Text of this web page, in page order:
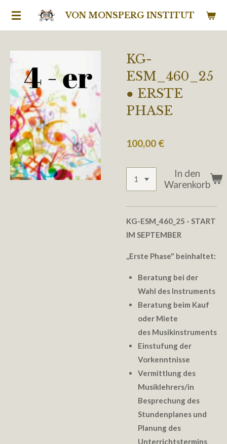
Zum
VON MONSPERG INSTITUT
KG-
ESM_460_25
● ERSTE
PHASE
100,00 €
In den
Warenkorb
KG-ESM_460_25 - START
IM SEPTEMBER
,,Erste Phase" beinhaltet:
Beratung bei der
Wahl des Instruments
Beratung beim Kauf
oder Miete
des Musikinstruments
Einstufung der
Vorkenntnisse
Vermittlung des
Musiklehrers/in
Besprechung des
Stundenplanes und
Planung des
Unterrichtstermins